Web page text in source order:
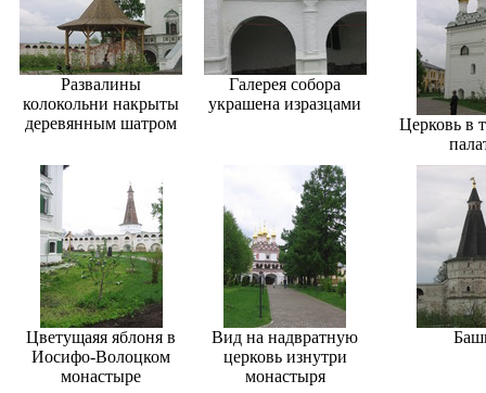
Развалины
колокольни накрыты
деревянным шатром
Галерея собора
украшена изразцами
Церковь в
Цветущаяя яблоня в
Иосифо-Волоцком
монастыре
Вид на надвратную
церковь изнутри
монастыря